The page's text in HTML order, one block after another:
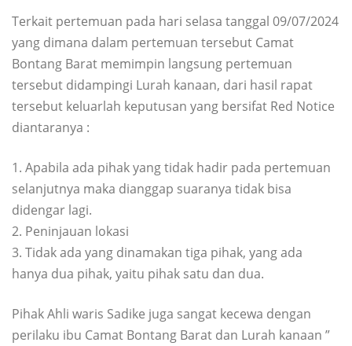
Terkait pertemuan pada hari selasa tanggal 09/07/2024
yang dimana dalam pertemuan tersebut Camat
Bontang Barat memimpin langsung pertemuan
tersebut didampingi Lurah kanaan, dari hasil rapat
tersebut keluarlah keputusan yang bersifat Red Notice
diantaranya :
1. Apabila ada pihak yang tidak hadir pada pertemuan
selanjutnya maka dianggap suaranya tidak bisa
didengar lagi.
2. Peninjauan lokasi
3. Tidak ada yang dinamakan tiga pihak, yang ada
hanya dua pihak, yaitu pihak satu dan dua.
Pihak Ahli waris Sadike juga sangat kecewa dengan
perilaku ibu Camat Bontang Barat dan Lurah kanaan ”